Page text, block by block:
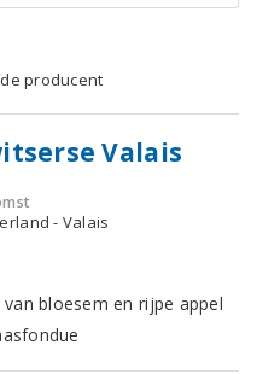
producent
Valais
- Valais
bloesem en rijpe appel